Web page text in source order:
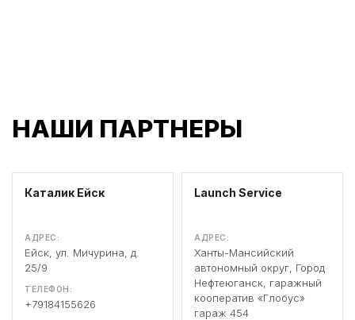
НАШИ ПАРТНЕРЫ
Каталик Ейск
АДРЕС:
Ейск, ул. Мичурина, д.
25/9
ТЕЛЕФОН:
+79184155626
Launch Service
АДРЕС:
Ханты-Мансийский
автономный округ, Город
Нефтеюганск, гаражный
кооператив «Глобус»
гараж 454